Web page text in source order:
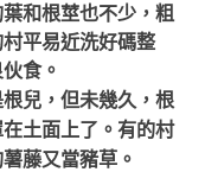
和根莖也不少，粗
平易近洗好碼整
食。
兒，但未幾久，根
土面上了。有的村
藤又當豬草。